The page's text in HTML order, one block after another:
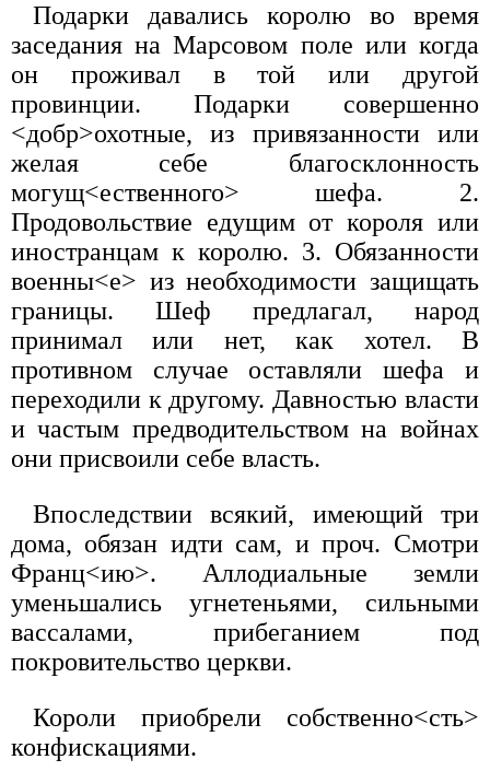
Подарки давались королю во время
заседания на Марсовом поле или когда
он проживал в той или другой
провинции. Подарки совершенно
<добр>охотные, из привязанности или
желая себе благосклонность
могущ<ественного> шефа. 2.
Продовольствие едущим от короля или
иностранцам к королю. 3. Обязанности
военны<е> из необходимости защищать
границы. Шеф предлагал, народ
принимал или нет, как хотел. В
противном случае оставляли шефа и
переходили к другому. Давностью власти
и частым предводительством на войнах
они присвоили себе власть.
Впоследствии всякий, имеющий три
дома, обязан идти сам, и проч. Смотри
Франц<ию>. Аллодиальные земли
уменьшались угнетеньями, сильными
вассалами, прибеганием под
покровительство церкви.
Короли приобрели собственно<сть>
конфискациями.